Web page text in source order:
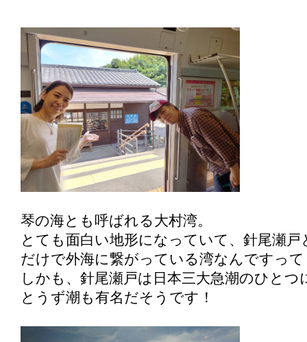
琴の海とも呼ばれる大村湾。
とても面白い地形になっていて、針尾瀬戸
だけで外海に繋がっている湾なんですって
しかも、針尾瀬戸は日本三大急潮のひとつ
とうず潮も有名だそうです！